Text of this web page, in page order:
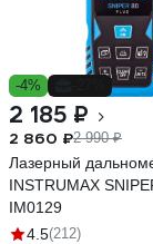
-4%
2 185 ₽
2 860 ₽2 990 ₽
Лазерный
INSTRUMAX
IM0129
4.5(212)